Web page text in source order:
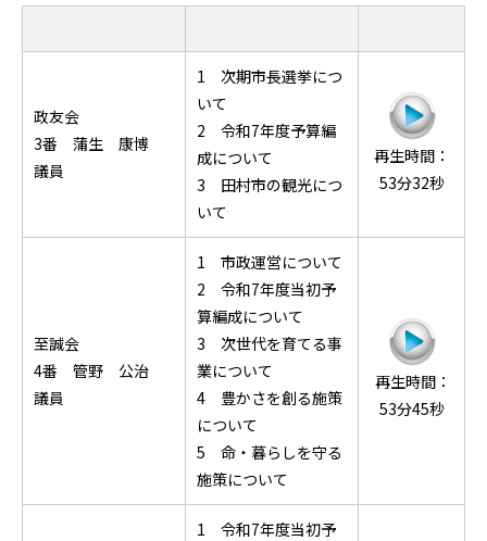
政友会
3番 蒲生 康博
議員
1 次期市長選挙につ
いて
2 令和7年度予算編
成について
3 田村市の観光につ
いて
再生時間：
53分32秒
至誠会
4番 管野 公治
議員
1 市政運営について
2 令和7年度当初予
算編成について
3 次世代を育てる事
業について
4 豊かさを創る施策
について
5 命・暮らしを守る
施策について
再生時間：
53分45秒
1 令和7年度当初予